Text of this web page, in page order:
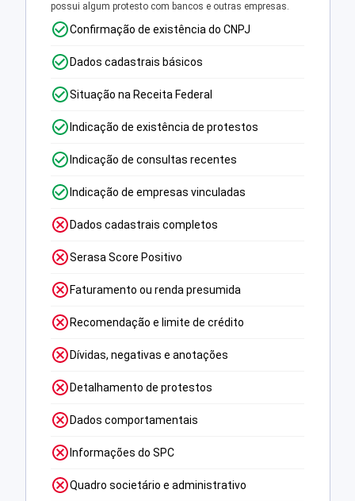
possui algum protesto com bancos e outras empresas.
Confirmação de existência do CNPJ
Dados cadastrais básicos
Situação na Receita Federal
Indicação de existência de protestos
Indicação de consultas recentes
Indicação de empresas vinculadas
Dados cadastrais completos
Serasa Score Positivo
Faturamento ou renda presumida
Recomendação e limite de crédito
Dívidas, negativas e anotações
Detalhamento de protestos
Dados comportamentais
Informações do SPC
Quadro societário e administrativo